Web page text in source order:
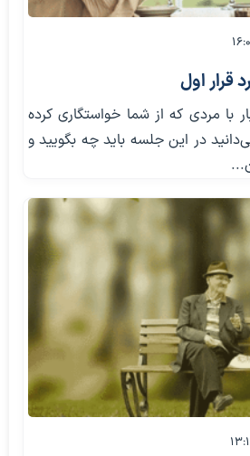
با مردی که از شما خواستگاری کرده
در این جلسه باید چه بگویید و